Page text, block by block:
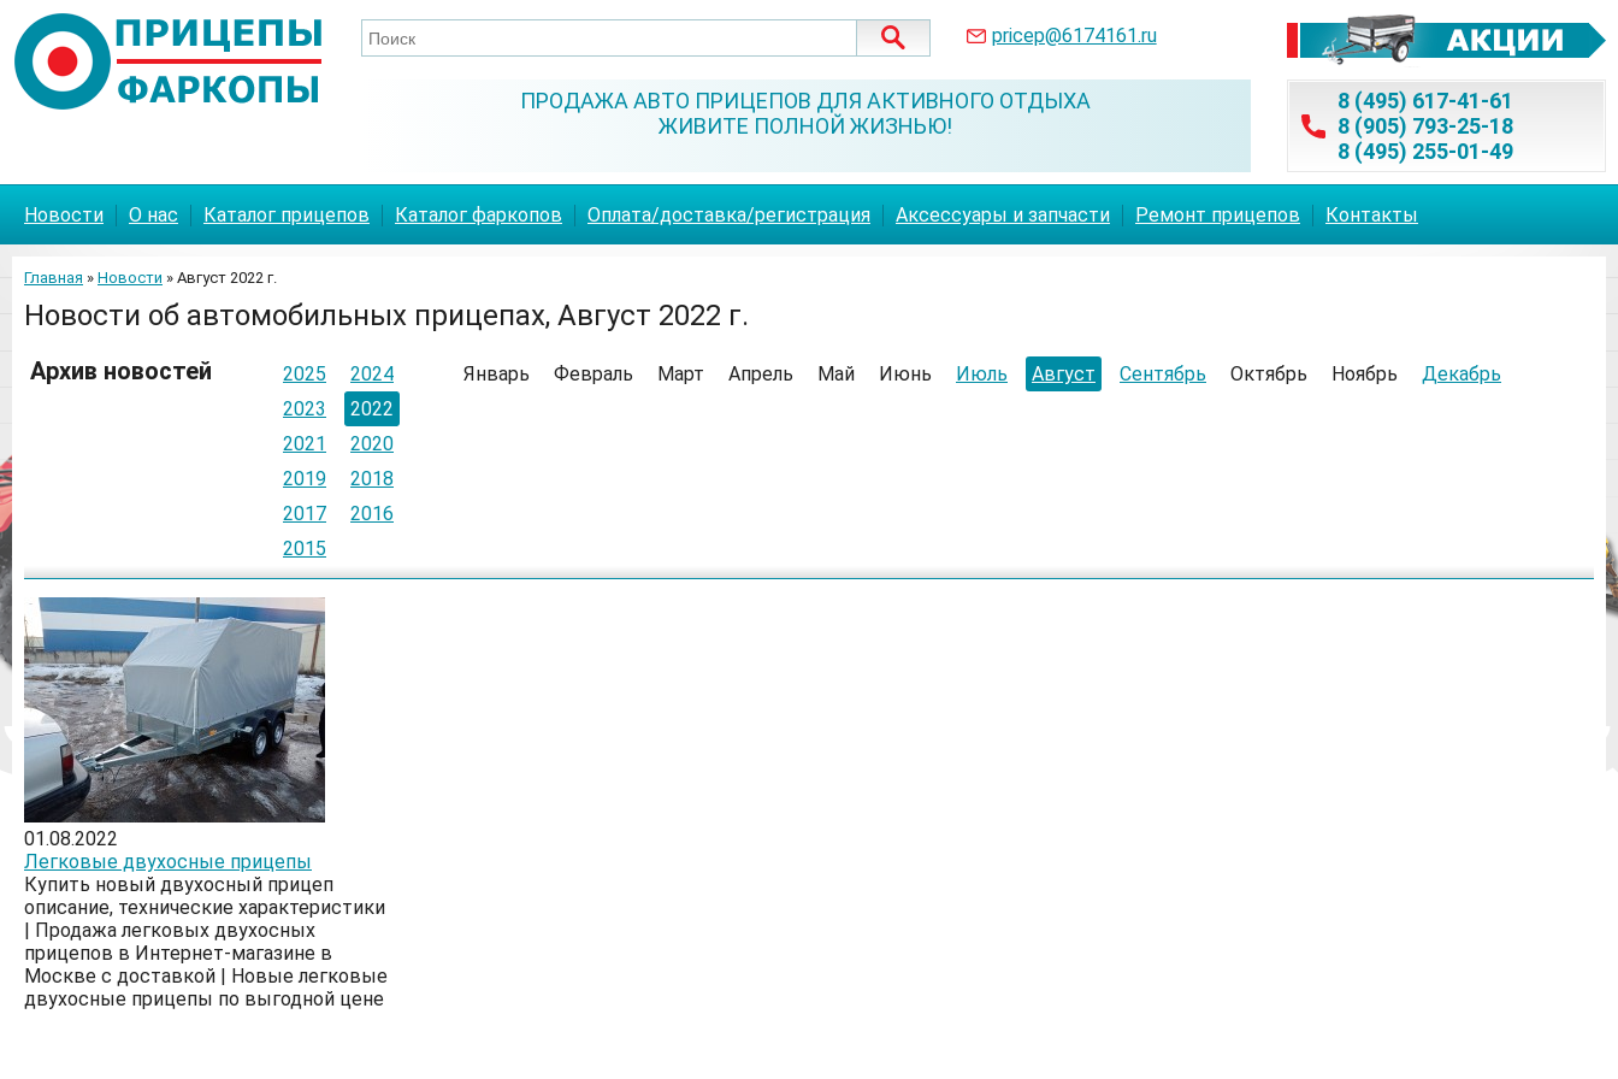
pricep@6174161.ru
ПРОДАЖА АВТО ПРИЦЕПОВ ДЛЯ АКТИВНОГО ОТДЫХА
ЖИВИТЕ ПОЛНОЙ ЖИЗНЬЮ!
8 (495) 617-41-61
8 (905) 793-25-18
8 (495) 255-01-49
Новости О нас Каталог прицепов Каталог фаркопов Оплата/доставка/регистрация Аксессуары и запчасти Ремонт прицепов Контакты
Главная » Новости » Август 2022 г.
Новости об автомобильных прицепах, Август 2022 г.
Архив новостей 2025
2024
2023
2022
2021
2020
2019
2018
2017
2016
2015
Январь Февраль Март Апрель Май Июнь Июль Август Сентябрь Октябрь Ноябрь Декабрь
01.08.2022
Легковые двухосные прицепы
Купить новый двухосный прицеп
описание, технические характеристики
| Продажа легковых двухосных
прицепов в Интернет-магазине в
Москве с доставкой | Новые легковые
двухосные прицепы по выгодной цене